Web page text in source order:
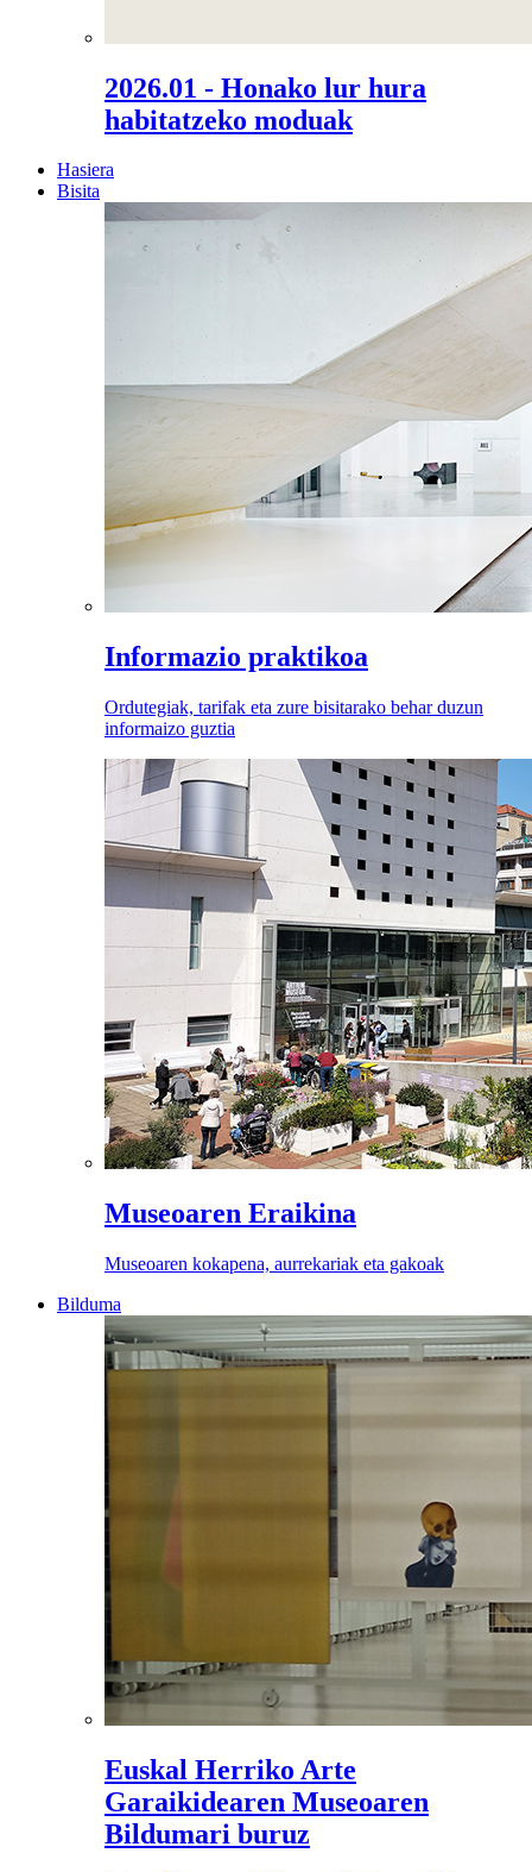
2026.01 - Honako lur hura
habitatzeko moduak
Hasiera
Bisita
Informazio praktikoa
Ordutegiak, tarifak eta zure bisitarako behar duzun
informaizo guztia
Museoaren Eraikina
Museoaren kokapena, aurrekariak eta gakoak
Bilduma
Euskal Herriko Arte
Garaikidearen Museoaren
Bildumari buruz